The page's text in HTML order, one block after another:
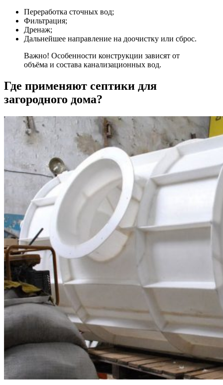
Переработка сточных вод;
Фильтрация;
Дренаж;
Дальнейшее направление на доочистку или сброс.
Важно! Особенности конструкции зависят от
объёма и состава канализационных вод.
Где применяют септики для
загородного дома?